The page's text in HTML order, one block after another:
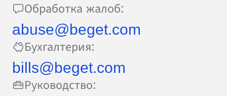
Обработка жалоб:
abuse@beget.com
Бухгалтерия:
bills@beget.com
Руководство: